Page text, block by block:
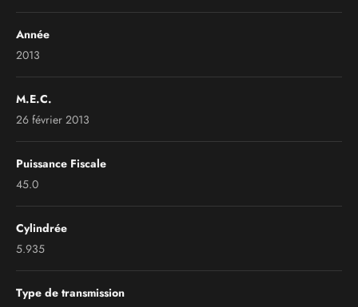
Année
2013
M.E.C.
26 février 2013
Puissance Fiscale
45.0
Cylindrée
5.935
Type de transmission